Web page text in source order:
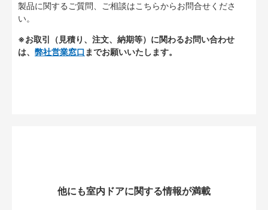
製品に関するご質問、ご相談はこちらからお問合せくださ
い。
※お取引（見積り、注文、納期等）に関わるお問い合わせ
は、 弊社営業窓口 までお願いいたします。
他にも室内ドアに関する情報が満載